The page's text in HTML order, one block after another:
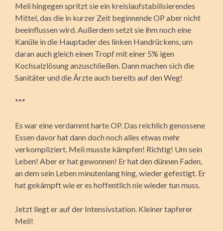
Meli hingegen spritzt sie ein kreislaufstabilisierendes
Mittel, das die in kurzer Zeit beginnende OP aber nicht
beeinflussen wird. Außerdem setzt sie ihm noch eine
Kanüle in die Hauptader des linken Handrückens, um
daran auch gleich einen Tropf mit einer 5% igen
Kochsalzlösung anzuschließen. Dann machen sich die
Sanitäter und die Ärzte auch bereits auf den Weg!
***
Es war eine verdammt harte OP. Das reichlich genossene
Essen davor hat dann doch noch alles etwas mehr
verkompliziert. Meli musste kämpfen! Richtig! Um sein
Leben! Aber er hat gewonnen! Er hat den dünnen Faden,
an dem sein Leben minutenlang hing, wieder gefestigt. Er
hat gekämpft wie er es hoffentlich nie wieder tun muss.
Jetzt liegt er auf der Intensivstation. Kleiner tapferer
Meli!